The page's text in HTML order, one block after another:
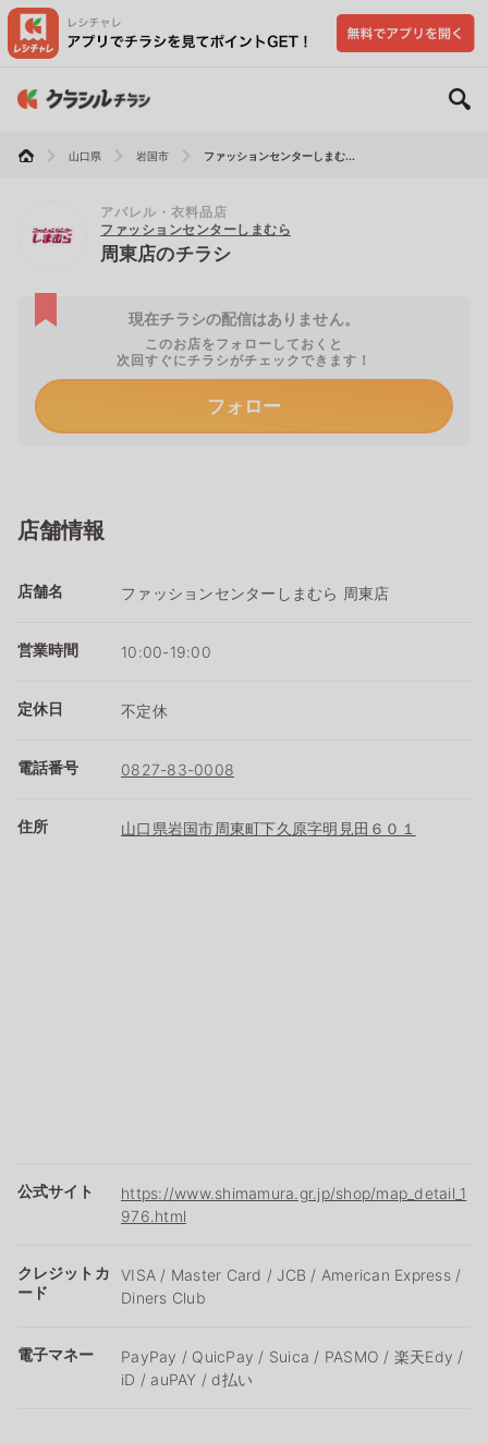
山口県 岩国市 ファッションセンターしまむ...
アパレル・衣料品店
ファッションセンターしまむら
周東店のチラシ
現在チラシの配信はありません。
このお店をフォローしておくと
次回すぐにチラシがチェックできます！
フォロー
店舗情報
店舗名 ファッションセンターしまむら 周東店
営業時間 10:00-19:00
定休日 不定休
電話番号 0827-83-0008
住所 山口県岩国市周東町下久原字明見田６０１
公式サイト
https://www.shimamura.gr.jp/shop/map_detail_1
976.html
クレジットカ
ード
VISA / Master Card / JCB / American Express /
Diners Club
電子マネー
PayPay / QuicPay / Suica / PASMO / 楽天Edy /
iD / auPAY / d払い